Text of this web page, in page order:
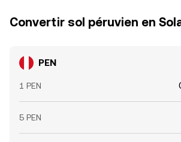
Convertir sol péruvien en
PEN
1 PEN
5 PEN